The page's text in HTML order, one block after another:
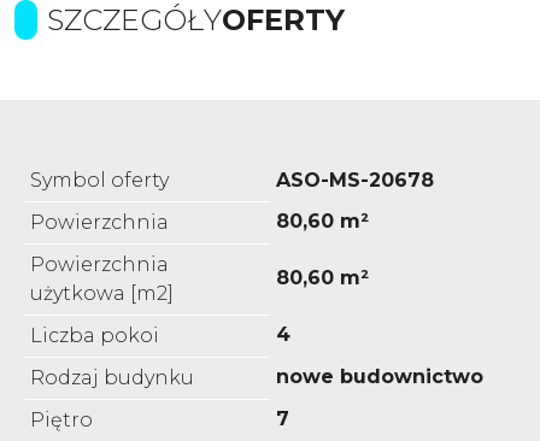
SZCZEGÓŁYOFERTY
Symbol oferty
ASO-MS-20678
Powierzchnia
80,60 m²
Powierzchnia
użytkowa [m2]
80,60 m²
Liczba pokoi
4
Rodzaj budynku
nowe budownictwo
Piętro
7